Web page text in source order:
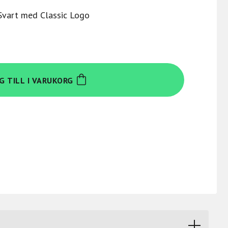
med Classic Logo
TILL I VARUKORG